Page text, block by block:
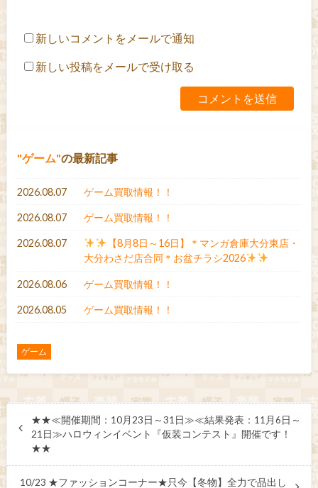
新しいコメントをメールで通知
新しい投稿をメールで受け取る
ゲーム の最新記事
2026.08.07 ゲーム買取情報！！
2026.08.07 ゲーム買取情報！！
2026.08.07
【8月8日～16日】＊マンガ倉庫大分東店・
大分わさだ店合同＊お盆チラシ2026
2026.08.06 ゲーム買取情報！！
2026.08.05 ゲーム買取情報！！
ゲーム
★★≪開催期間：10月23日～31日≫≪結果発表：11月6日～
21日≫ハロウィンイベント『仮装コンテスト』開催です！
★★
10/23 ★ファッションコーナー★只今【冬物】全力で品出し